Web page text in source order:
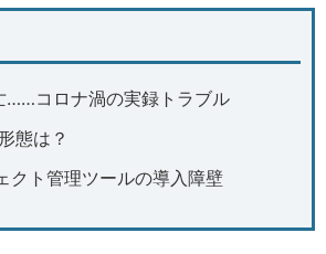
……コロナ渦の実録トラブル
態は？
クト管理ツールの導入障壁